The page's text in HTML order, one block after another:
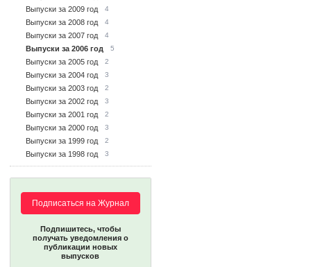
Выпуски за 2009 год 4
Выпуски за 2008 год 4
Выпуски за 2007 год 4
Выпуски за 2006 год 5
Выпуски за 2005 год 2
Выпуски за 2004 год 3
Выпуски за 2003 год 2
Выпуски за 2002 год 3
Выпуски за 2001 год 2
Выпуски за 2000 год 3
Выпуски за 1999 год 2
Выпуски за 1998 год 3
Подписаться на Журнал
Подпишитесь, чтобы
получать уведомления о
публикации новых
выпусков